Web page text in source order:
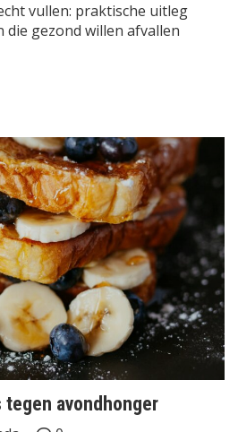
vullen: praktische uitleg
gezond willen afvallen
avondhonger